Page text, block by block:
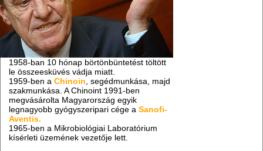
1958-ban 10 hónap börtönbüntetést töltött
le összeesküvés vádja miatt.
1959-ben aChinoin , segédmunkása, majd
szakmunkása. A Chinoint 1991-ben
megvásárolta Magyarország egyik
legnagyobb gyógyszeripari cége aSanofi-
Aventis.
1965-ben a Mikrobiológiai Laboratórium
kísérleti üzemének vezetője lett.